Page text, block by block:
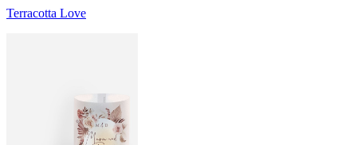
Terracotta Love